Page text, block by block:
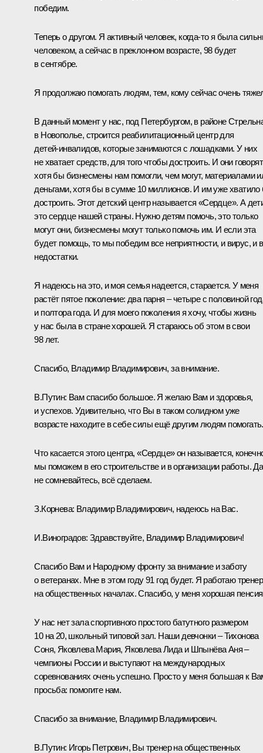
победим.
Теперь о другом. Я активный человек, когда‑то я была
человеком, а сейчас в преклонном возрасте, 98 будет
в сентябре.
Я продолжаю помогать людям, тем, кому сейчас очень
В данный момент у нас, под Петербургом, в районе
в Новополье, строится реабилитационный центр для
детей‑инвалидов, которые занимаются с лошадками. У них
не хватает средств, для того чтобы достроить. И они
хотя бы бизнесмены нам помогли, чем могут, материалами
деньгами, хотя бы в сумме 10 миллионов. И им уже
достроить. Этот детский центр называется «Сердце». А
это сердце нашей страны. Нужно детям помочь, это только
могут они, бизнесмены могут только помочь им. И если эта
будет помощь, то мы победим все неприятности, и вирус, и
недостатки.
Я надеюсь на это, и моя семья надеется, старается. У меня
растёт пятое поколение: два парня – четыре с половиной
и полтора года. И для моего поколения я хочу, чтобы жизнь
у нас была в стране хорошей. Я стараюсь об этом в свои
98 лет.
Спасибо, Владимир Владимирович, за внимание.
В.Путин: Вам спасибо большое. Я желаю Вам и здоровья,
и успехов. Удивительно, что Вы в таком солидном уже
возрасте находите в себе силы ещё другим людям помогать.
Что касается этого центра, «Сердце» он называется,
мы поможем в его строительстве и в организации работы.
не сомневайтесь, всё сделаем.
З.Корнева: Владимир Владимирович, надеюсь на Вас.
И.Виноградов: Здравствуйте, Владимир Владимирович!
Спасибо Вам и Народному фронту за внимание и заботу
о ветеранах. Мне в этом году 91 год будет. Я работаю
на общественных началах. Спасибо, у меня хорошая
У нас нет зала спортивного простого батутного размером
10 на 20, школьный типовой зал. Наши девчонки – Тихонова
Соня, Яковлева Мария, Яковлева Лида и Шпынёва Аня –
чемпионы России и выступают на международных
соревнованиях очень успешно. Просто у меня большая к
просьба: помогите нам.
Спасибо за внимание, Владимир Владимирович.
В.Путин: Игорь Петрович, Вы тренер на общественных